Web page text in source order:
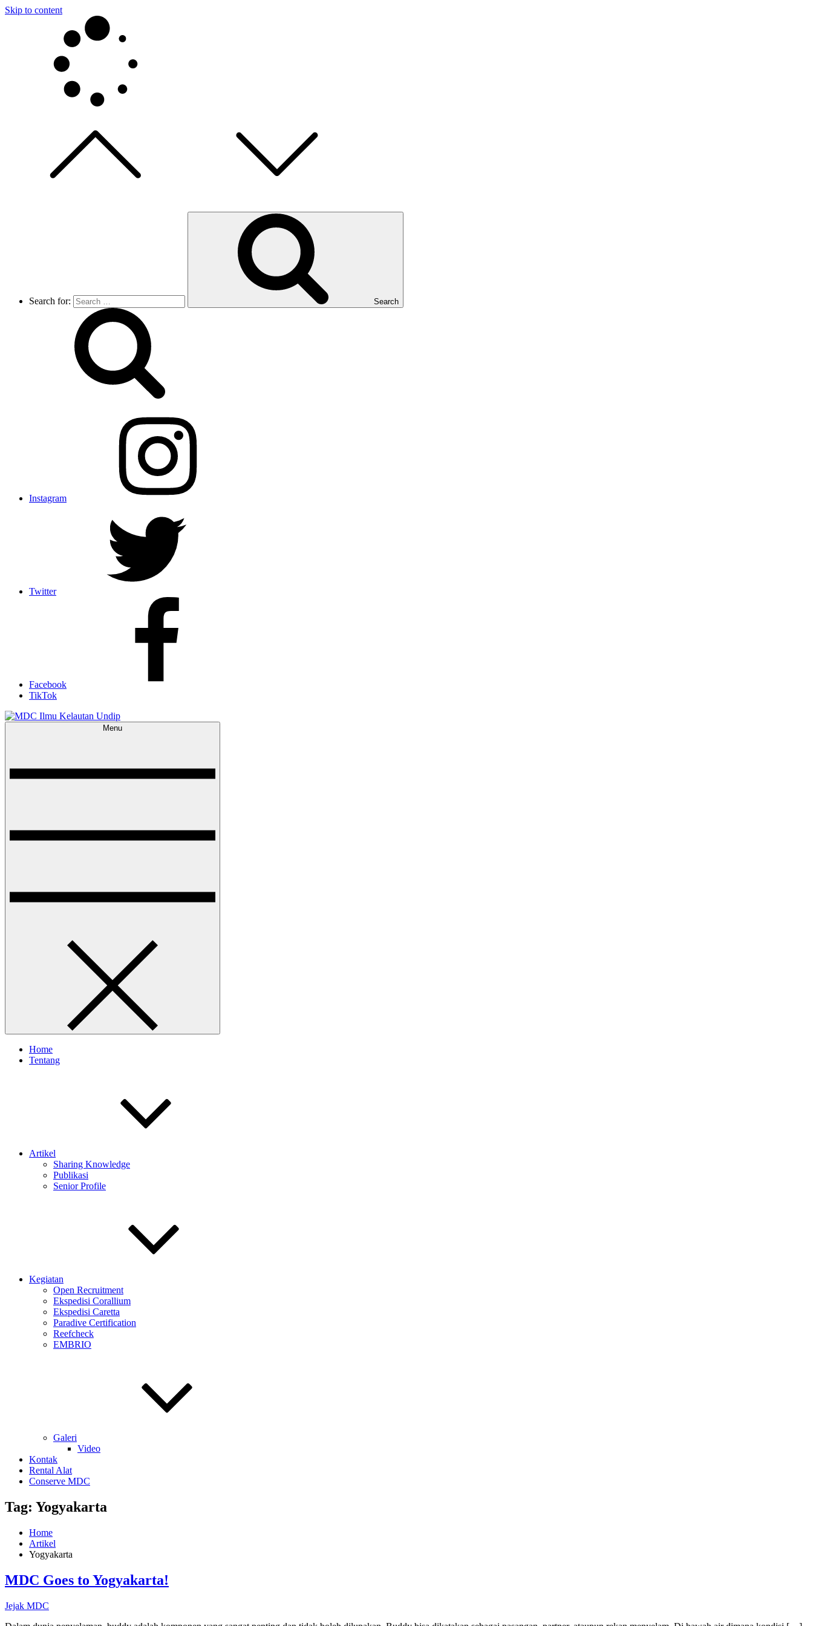
Skip to content
Search for: Search
Instagram
Twitter
Facebook
TikTok
Menu
Home
Tentang
Artikel
Sharing Knowledge
Publikasi
Senior Profile
Kegiatan
Open Recruitment
Ekspedisi Corallium
Ekspedisi Caretta
Paradive Certification
Reefcheck
EMBRIO
Galeri
Video
Kontak
Rental Alat
Conserve MDC
Tag: Yogyakarta
Home
Artikel
Yogyakarta
MDC Goes to Yogyakarta!
Jejak MDC